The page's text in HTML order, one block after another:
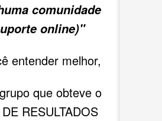
comunidade
online)"
entender melhor,
que obteve o
RESULTADOS